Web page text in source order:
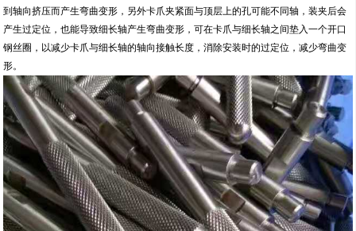
到轴向挤压而产生弯曲变形，另外卡爪夹紧面与顶层上的孔可能不同轴，装夹后会
产生过定位，也能导致细长轴产生弯曲变形，可在卡爪与细长轴之间垫入一个开口
钢丝圈，以减少卡爪与细长轴的轴向接触长度，消除安装时的过定位，减少弯曲变
形。